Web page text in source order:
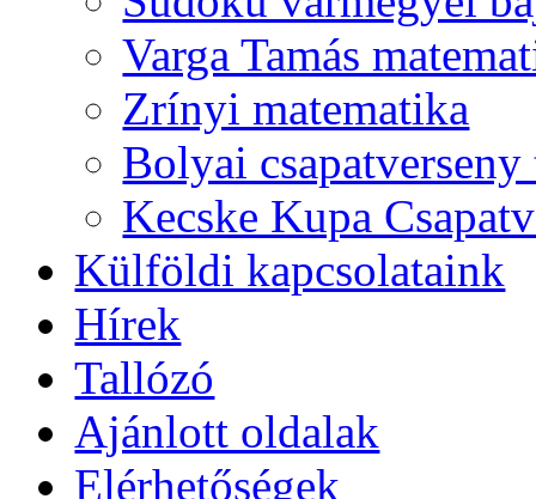
Varga Tamás
Zrínyi matematika
Bolyai
Kecske Kupa
Külföldi kapcsolataink
Hírek
Tallózó
Ajánlott oldalak
Elérhetőségek